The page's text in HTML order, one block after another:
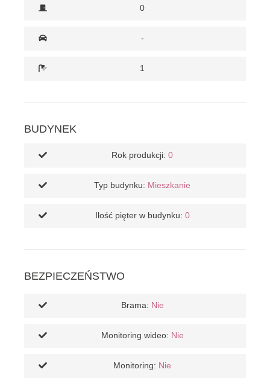
0
-
1
BUDYNEK
Rok produkcji: 0
Typ budynku: Mieszkanie
Ilość pięter w budynku: 0
BEZPIECZEŃSTWO
Brama: Nie
Monitoring wideo: Nie
Monitoring: Nie